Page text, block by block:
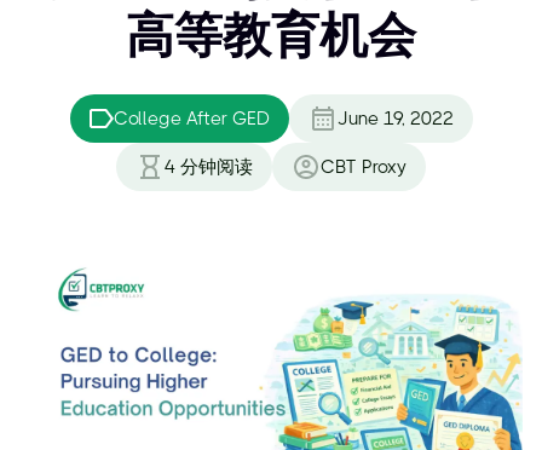
高等教育机会
College After GED June 19, 2022
4 分钟阅读 CBT Proxy